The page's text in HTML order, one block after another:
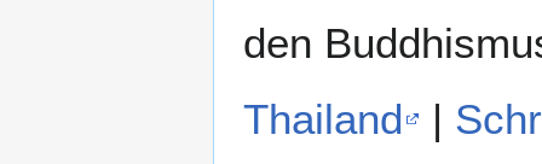
den
Thailand
|